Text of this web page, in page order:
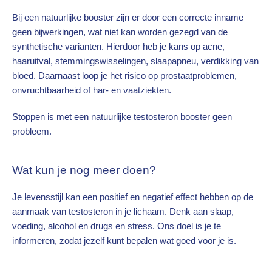
Bij een natuurlijke booster zijn er door een correcte inname
geen bijwerkingen, wat niet kan worden gezegd van de
synthetische varianten. Hierdoor heb je kans op acne,
haaruitval, stemmingswisselingen, slaapapneu, verdikking van
bloed. Daarnaast loop je het risico op prostaatproblemen,
onvruchtbaarheid of har- en vaatziekten.
Stoppen is met een natuurlijke testosteron booster geen
probleem.
Wat kun je nog meer doen?
Je levensstijl kan een positief en negatief effect hebben op de
aanmaak van testosteron in je lichaam. Denk aan slaap,
voeding, alcohol en drugs en stress. Ons doel is je te
informeren, zodat jezelf kunt bepalen wat goed voor je is.